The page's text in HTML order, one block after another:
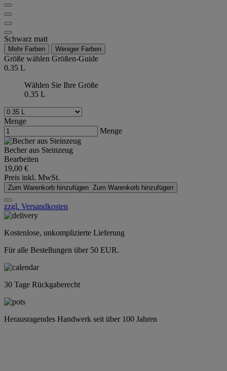
Schwarz matt
Mehr Farben Weniger Farben
Größe wählen Größen-Guide
0.35 L
Wählen Sie Ihre Größe
0.35 L
Menge
Menge
Becher aus Steinzeug
Bearbeiten
19,00 €
Preis inkl. MwSt.
Zum Warenkorb hinzufügen Zum Warenkorb hinzufügen
zzgl. Versandkosten
Kostenlose, unkomplizierte Lieferung
Für alle Bestellungen über 50 EUR.
30 Tage Rückgaberecht
Herausragendes Handwerk seit über 100 Jahren